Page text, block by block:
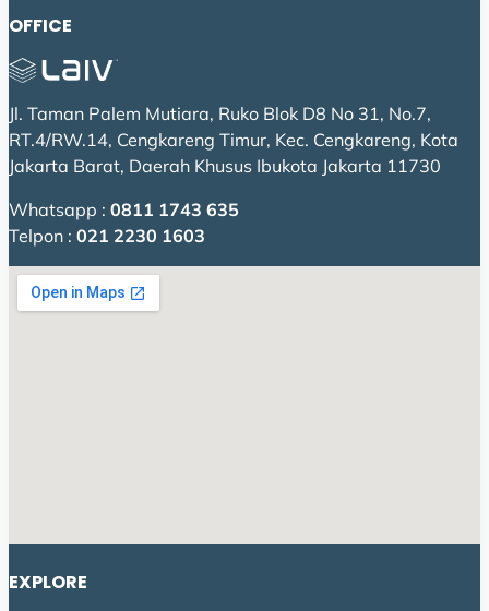
OFFICE
Jl. Taman Palem Mutiara, Ruko Blok D8 No 31, No.7,
RT.4/RW.14, Cengkareng Timur, Kec. Cengkareng, Kota
Jakarta Barat, Daerah Khusus Ibukota Jakarta 11730
Whatsapp : 0811 1743 635
Telpon : 021 2230 1603
EXPLORE